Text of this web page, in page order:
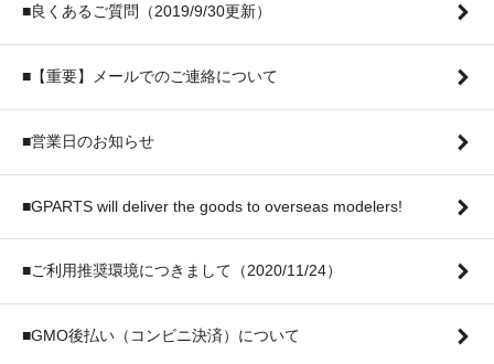
■良くあるご質問（2019/9/30更新）
■【重要】メールでのご連絡について
■営業日のお知らせ
■GPARTS will deliver the goods to overseas modelers!
■ご利用推奨環境につきまして（2020/11/24）
■GMO後払い（コンビニ決済）について